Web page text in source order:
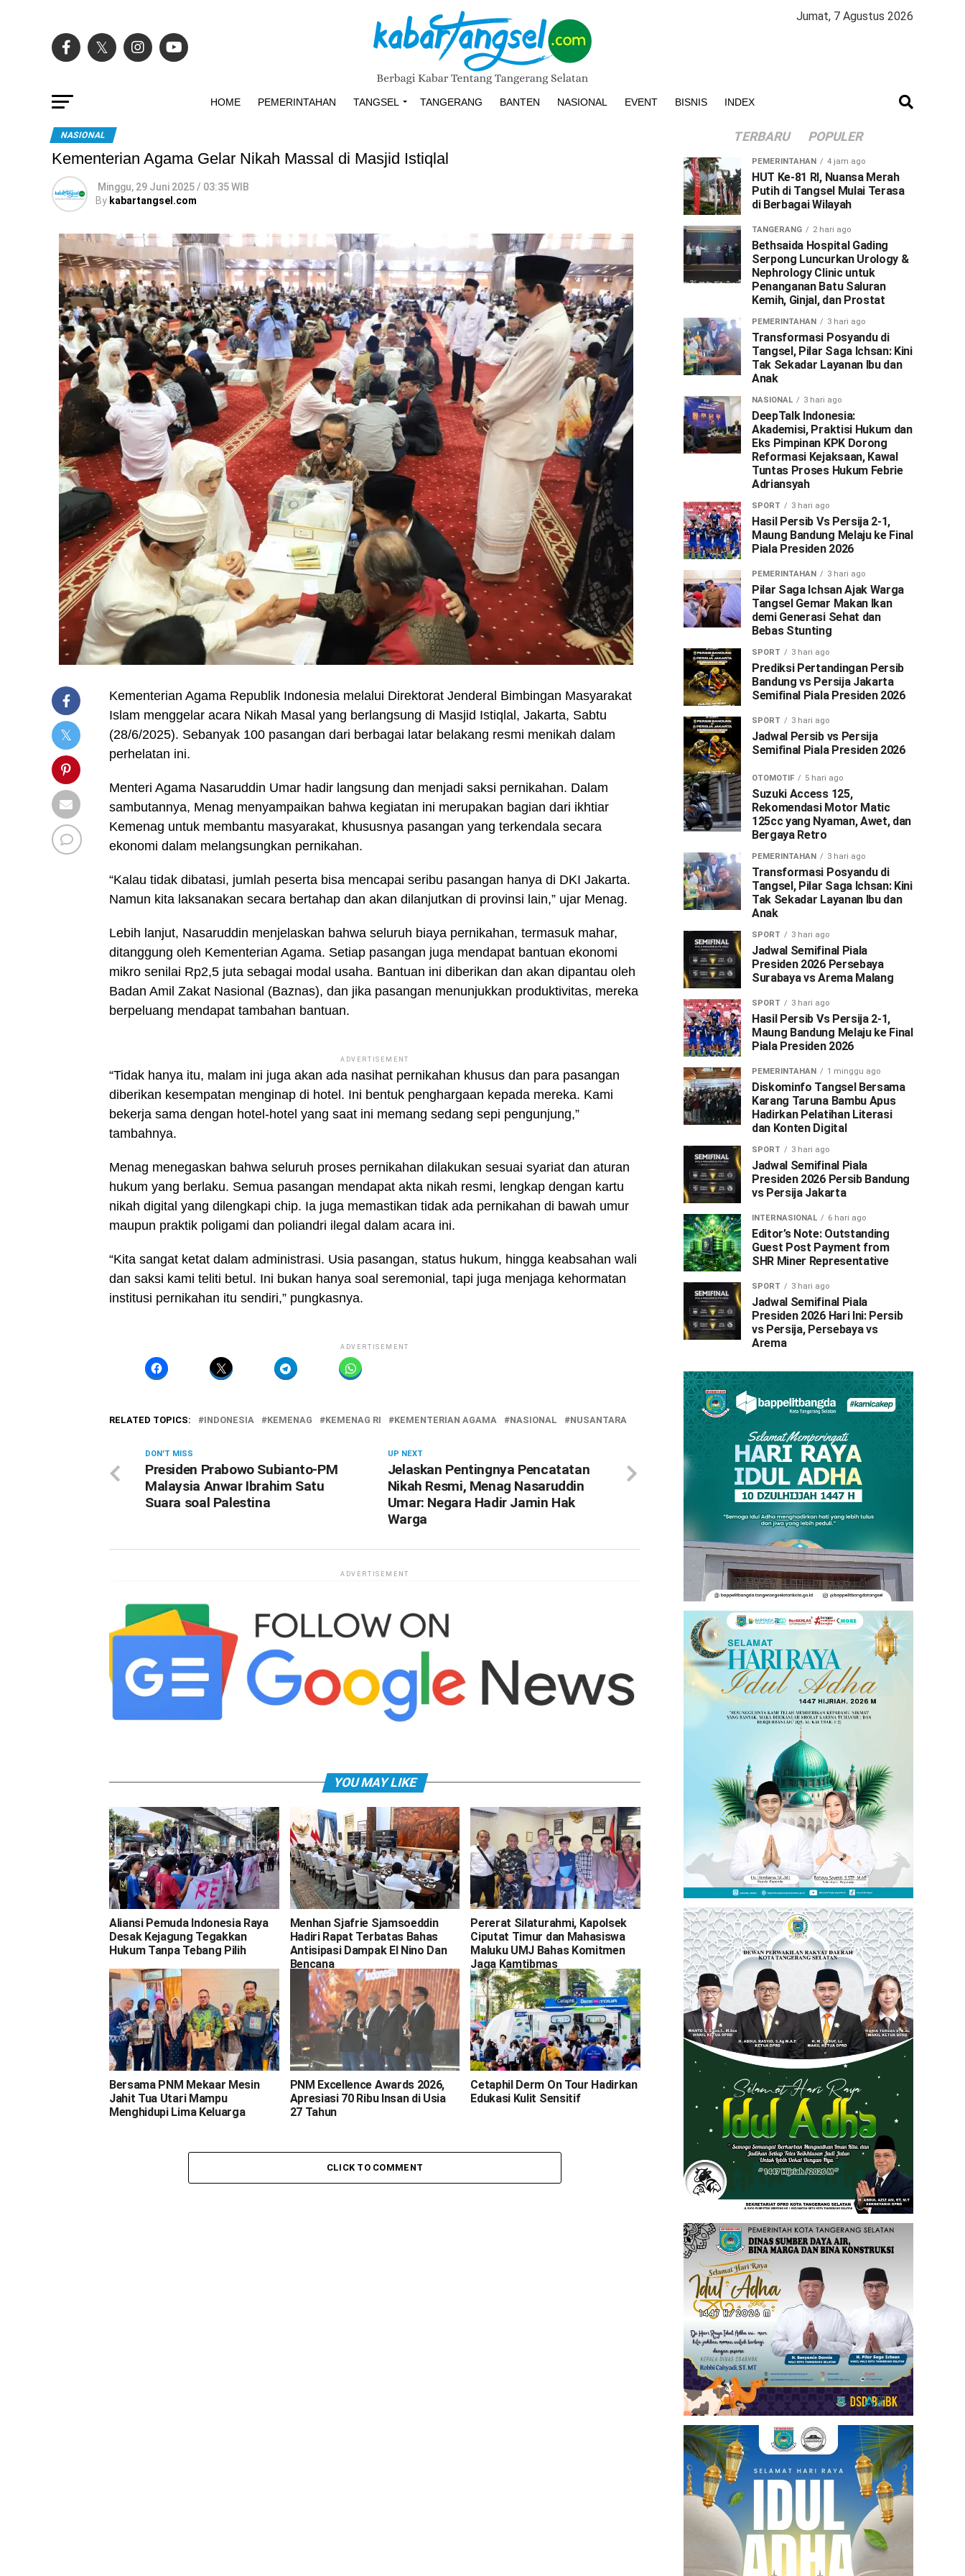
Jumat, 7 Agustus 2026
HOME PEMERINTAHAN TANGSEL TANGERANG BANTEN NASIONAL EVENT BISNIS INDEX
NASIONAL
Kementerian Agama Gelar Nikah Massal di Masjid Istiqlal
Minggu, 29 Juni 2025 / 03:35 WIB
By kabartangsel.com
Kementerian Agama Republik Indonesia melalui Direktorat Jenderal Bimbingan Masyarakat
Islam menggelar acara Nikah Masal yang berlangsung di Masjid Istiqlal, Jakarta, Sabtu
(28/6/2025). Sebanyak 100 pasangan dari berbagai latar belakang resmi menikah dalam
perhelatan ini.
Menteri Agama Nasaruddin Umar hadir langsung dan menjadi saksi pernikahan. Dalam
sambutannya, Menag menyampaikan bahwa kegiatan ini merupakan bagian dari ikhtiar
Kemenag untuk membantu masyarakat, khususnya pasangan yang terkendala secara
ekonomi dalam melangsungkan pernikahan.
⁠“Kalau tidak dibatasi, jumlah peserta bisa mencapai seribu pasangan hanya di DKI Jakarta.
Namun kita laksanakan secara bertahap dan akan dilanjutkan di provinsi lain,” ujar Menag.
Lebih lanjut, Nasaruddin menjelaskan bahwa seluruh biaya pernikahan, termasuk mahar,
ditanggung oleh Kementerian Agama. Setiap pasangan juga mendapat bantuan ekonomi
mikro senilai Rp2,5 juta sebagai modal usaha. Bantuan ini diberikan dan akan dipantau oleh
Badan Amil Zakat Nasional (Baznas), dan jika pasangan menunjukkan produktivitas, mereka
berpeluang mendapat tambahan bantuan.
ADVERTISEMENT
“Tidak hanya itu, malam ini juga akan ada nasihat pernikahan khusus dan para pasangan
diberikan kesempatan menginap di hotel. Ini bentuk penghargaan kepada mereka. Kami
bekerja sama dengan hotel-hotel yang saat ini memang sedang sepi pengunjung,”
tambahnya.
Menag menegaskan bahwa seluruh proses pernikahan dilakukan sesuai syariat dan aturan
hukum yang berlaku. Semua pasangan mendapat akta nikah resmi, lengkap dengan kartu
nikah digital yang dilengkapi chip. Ia juga memastikan tidak ada pernikahan di bawah umur
maupun praktik poligami dan poliandri ilegal dalam acara ini.
“Kita sangat ketat dalam administrasi. Usia pasangan, status hukum, hingga keabsahan wali
dan saksi kami teliti betul. Ini bukan hanya soal seremonial, tapi juga menjaga kehormatan
institusi pernikahan itu sendiri,” pungkasnya.
ADVERTISEMENT
RELATED TOPICS: INDONESIA KEMENAG KEMENAG RI KEMENTERIAN AGAMA NASIONAL NUSANTARA
UP NEXT
Jelaskan Pentingnya Pencatatan
Nikah Resmi, Menag Nasaruddin
Umar: Negara Hadir Jamin Hak
Warga
DON'T MISS
Presiden Prabowo Subianto-PM
Malaysia Anwar Ibrahim Satu
Suara soal Palestina
ADVERTISEMENT
YOU MAY LIKE
Aliansi Pemuda Indonesia Raya
Desak Kejagung Tegakkan
Hukum Tanpa Tebang Pilih
Menhan Sjafrie Sjamsoeddin
Hadiri Rapat Terbatas Bahas
Antisipasi Dampak El Nino Dan
Bencana
Pererat Silaturahmi, Kapolsek
Ciputat Timur dan Mahasiswa
Maluku UMJ Bahas Komitmen
Jaga Kamtibmas
Bersama PNM Mekaar Mesin
Jahit Tua Utari Mampu
Menghidupi Lima Keluarga
PNM Excellence Awards 2026,
Apresiasi 70 Ribu Insan di Usia
27 Tahun
Cetaphil Derm On Tour Hadirkan
Edukasi Kulit Sensitif
CLICK TO COMMENT
TERBARU POPULER
PEMERINTAHAN 4 jam ago
HUT Ke-81 RI, Nuansa Merah
Putih di Tangsel Mulai Terasa
di Berbagai Wilayah
TANGERANG 2 hari ago
Bethsaida Hospital Gading
Serpong Luncurkan Urology &
Nephrology Clinic untuk
Penanganan Batu Saluran
Kemih, Ginjal, dan Prostat
PEMERINTAHAN 3 hari ago
Transformasi Posyandu di
Tangsel, Pilar Saga Ichsan: Kini
Tak Sekadar Layanan Ibu dan
Anak
NASIONAL 3 hari ago
DeepTalk Indonesia:
Akademisi, Praktisi Hukum dan
Eks Pimpinan KPK Dorong
Reformasi Kejaksaan, Kawal
Tuntas Proses Hukum Febrie
Adriansyah
SPORT 3 hari ago
Hasil Persib Vs Persija 2-1,
Maung Bandung Melaju ke Final
Piala Presiden 2026
PEMERINTAHAN 3 hari ago
Pilar Saga Ichsan Ajak Warga
Tangsel Gemar Makan Ikan
demi Generasi Sehat dan
Bebas Stunting
SPORT 3 hari ago
Prediksi Pertandingan Persib
Bandung vs Persija Jakarta
Semifinal Piala Presiden 2026
SPORT 3 hari ago
Jadwal Persib vs Persija
Semifinal Piala Presiden 2026
OTOMOTIF 5 hari ago
Suzuki Access 125,
Rekomendasi Motor Matic
125cc yang Nyaman, Awet, dan
Bergaya Retro
PEMERINTAHAN 3 hari ago
Transformasi Posyandu di
Tangsel, Pilar Saga Ichsan: Kini
Tak Sekadar Layanan Ibu dan
Anak
SPORT 3 hari ago
Jadwal Semifinal Piala
Presiden 2026 Persebaya
Surabaya vs Arema Malang
SPORT 3 hari ago
Hasil Persib Vs Persija 2-1,
Maung Bandung Melaju ke Final
Piala Presiden 2026
PEMERINTAHAN 1 minggu ago
Diskominfo Tangsel Bersama
Karang Taruna Bambu Apus
Hadirkan Pelatihan Literasi
dan Konten Digital
SPORT 3 hari ago
Jadwal Semifinal Piala
Presiden 2026 Persib Bandung
vs Persija Jakarta
INTERNASIONAL 6 hari ago
Editor’s Note: Outstanding
Guest Post Payment from
SHR Miner Representative
SPORT 3 hari ago
Jadwal Semifinal Piala
Presiden 2026 Hari Ini: Persib
vs Persija, Persebaya vs
Arema